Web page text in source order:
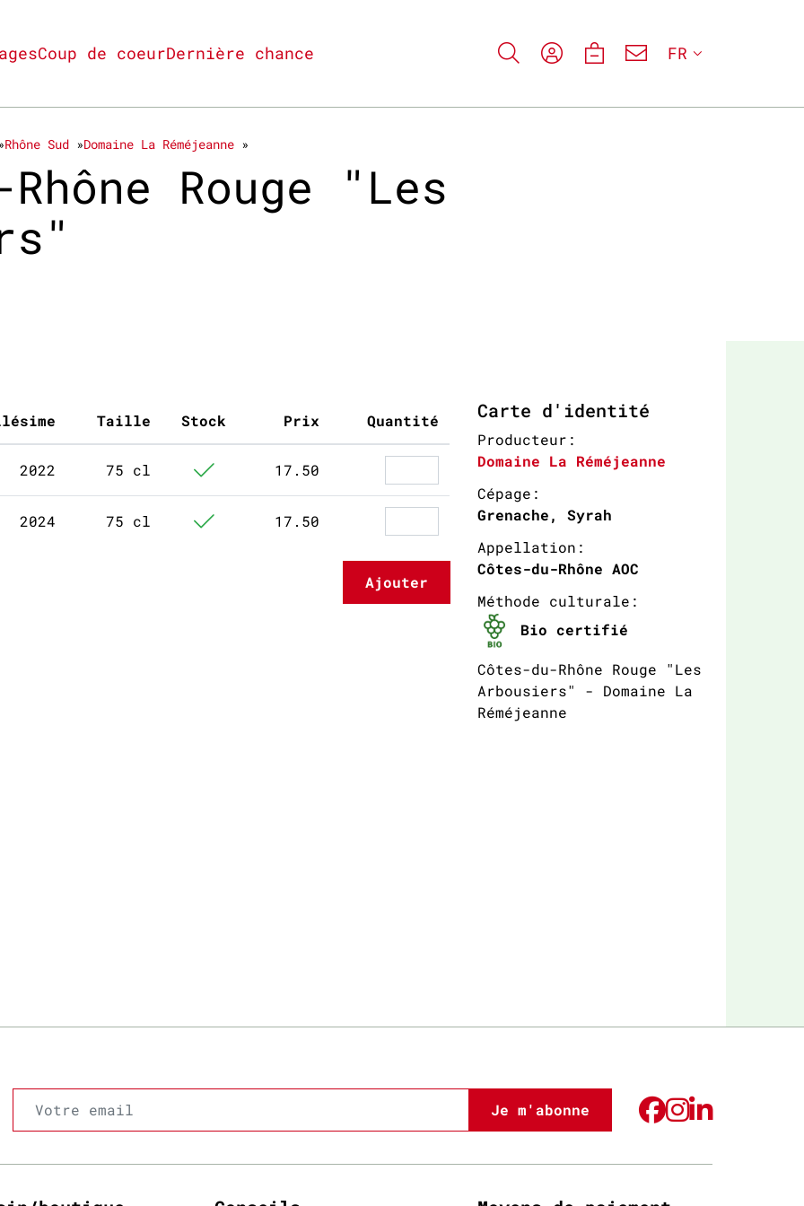
Coup de coeurDernière chance FR
Rhône Sud Domaine La Réméjeanne
Rouge "Les
Taille Stock Prix Quantité
2022 75 cl 17.50
2024 75 cl 17.50
Ajouter
Carte d'identité
Producteur:
Domaine La Réméjeanne
Cépage:
Grenache, Syrah
Appellation:
Côtes-du-Rhône AOC
Méthode culturale:
Bio certifié
Côtes-du-Rhône Rouge "Les
Arbousiers" - Domaine La
Réméjeanne
Je m'abonne